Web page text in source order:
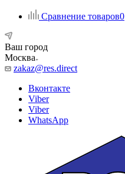
Сравнение товаров0
Ваш город
Москва
zakaz@res.direct
Вконтакте
Viber
Viber
WhatsApp